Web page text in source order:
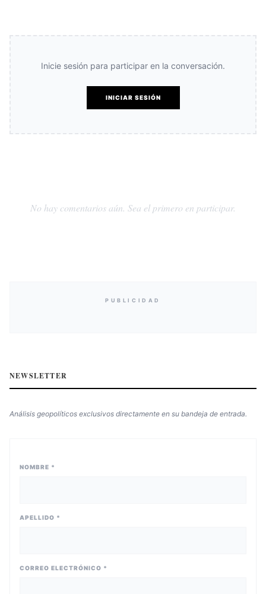
Inicie sesión para participar en la conversación.
INICIAR SESIÓN
No hay comentarios aún. Sea el primero en participar.
PUBLICIDAD
NEWSLETTER
Análisis geopolíticos exclusivos directamente en su bandeja de entrada.
NOMBRE *
APELLIDO *
CORREO ELECTRÓNICO *